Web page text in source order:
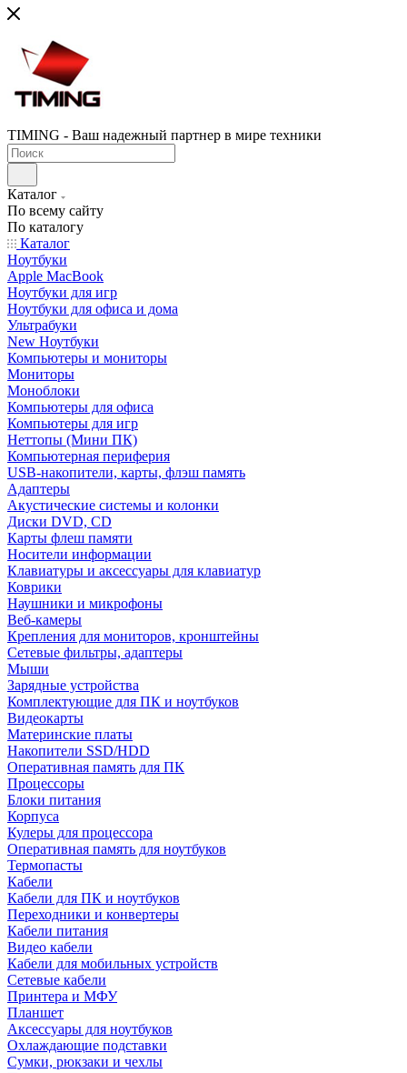
TIMING - Ваш надежный партнер в мире техники
Каталог
По всему сайту
По каталогу
Каталог
Ноутбуки
Apple MacBook
Ноутбуки для игр
Ноутбуки для офиса и дома
Ультрабуки
New Ноутбуки
Компьютеры и мониторы
Мониторы
Моноблоки
Компьютеры для офиса
Компьютеры для игр
Неттопы (Мини ПК)
Компьютерная периферия
USB-накопители, карты, флэш память
Адаптеры
Акустические системы и колонки
Диски DVD, CD
Карты флеш памяти
Носители информации
Клавиатуры и аксессуары для клавиатур
Коврики
Наушники и микрофоны
Веб-камеры
Крепления для мониторов, кронштейны
Сетевые фильтры, адаптеры
Мыши
Зарядные устройства
Комплектующие для ПК и ноутбуков
Видеокарты
Материнские платы
Накопители SSD/HDD
Оперативная память для ПК
Процессоры
Блоки питания
Корпуса
Кулеры для процессора
Оперативная память для ноутбуков
Термопасты
Кабели
Кабели для ПК и ноутбуков
Переходники и конвертеры
Кабели питания
Видео кабели
Кабели для мобильных устройств
Сетевые кабели
Принтера и МФУ
Планшет
Аксессуары для ноутбуков
Охлаждающие подставки
Сумки, рюкзаки и чехлы